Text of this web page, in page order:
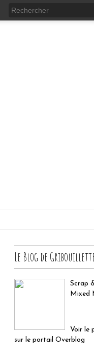
Le Blog de
Scrap
Mixed
Voir le
sur le portail Overblog